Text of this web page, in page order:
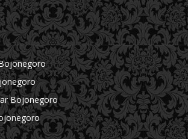
Bojonegoro